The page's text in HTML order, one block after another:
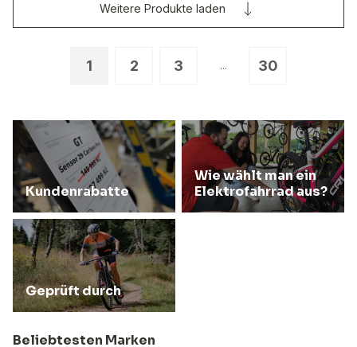
1 2 3 ... 30
Weitere Produkte laden
Kundenrabatte
Wie wählt man ein
Elektrofahrrad aus?
Geprüft durch
Beliebtesten Marken